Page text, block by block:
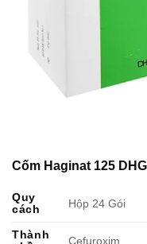
Cốm Haginat 125
Quy
cách
Hộp 24 Gói
Thành
Cefuroxim